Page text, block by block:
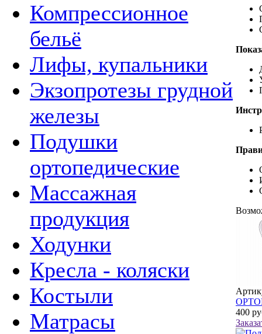
Компрессионное
бельё
Лифы, купальники
Экзопротезы грудной
железы
Подушки
ортопедические
Массажная
продукция
Ходунки
Кресла - коляски
Костыли
Матрасы
400